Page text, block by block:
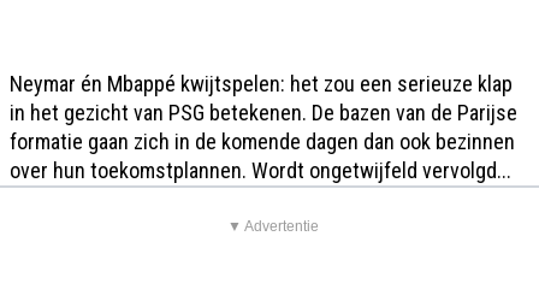
Neymar én Mbappé kwijtspelen: het zou een serieuze klap
in het gezicht van PSG betekenen. De bazen van de Parijse
formatie gaan zich in de komende dagen dan ook bezinnen
over hun toekomstplannen. Wordt ongetwijfeld vervolgd...
▼ Advertentie